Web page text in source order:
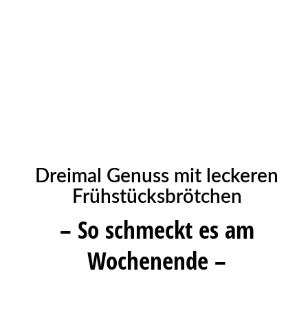
Dreimal Genuss mit leckeren
Frühstücksbrötchen
– So schmeckt es am
Wochenende –